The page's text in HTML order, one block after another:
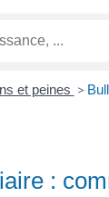
et peines >
: